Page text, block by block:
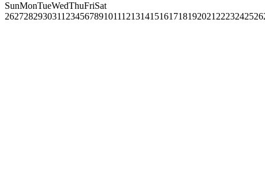
SunMonTueWedThuFriSat
2627282930311 23456789101112131415161718192021 2223242526